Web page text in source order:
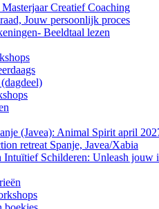
Creatief Coaching
Jouw persoonlijk proces
Beeldtaal lezen
(Javea): Animal Spirit april
retreat Spanje, Javea/Xabia
Intuïtief Schilderen: Unleash jouw